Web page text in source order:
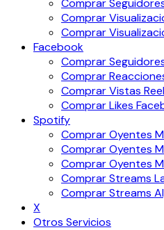
Comprar
Comprar
Comprar
Facebook
Comprar
Comprar
Comprar Vistas
Comprar Likes
Spotify
Comprar Oyentes
Comprar Oyentes
Comprar Oyentes
Comprar Streams
Comprar Streams
X
Otros Servicios